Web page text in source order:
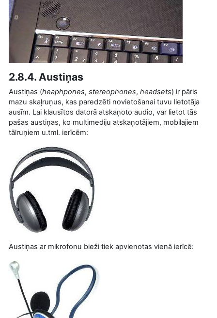
2.8.4. Austiņas
Austiņas (heaphpones, stereophones, headsets) ir pāris
mazu skaļruņus, kas paredzēti novietošanai tuvu lietotāja
ausīm. Lai klausītos datorā atskaņoto audio, var lietot tās
pašas austiņas, ko multimediju atskaņotājiem, mobilajiem
tālruņiem u.tml. ierīcēm:
Austiņas ar mikrofonu bieži tiek apvienotas vienā ierīcē: